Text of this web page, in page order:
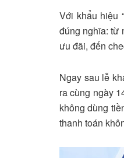
Với khẩu hiệu
đúng nghĩa: từ
ưu đãi, đến
Ngay sau lễ
ra cùng ngày
không dùng
thanh toán